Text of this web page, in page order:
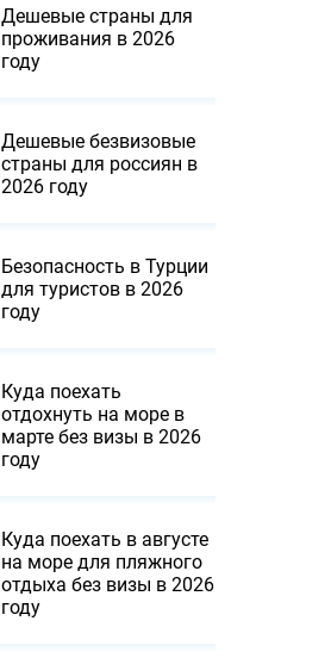
Дешевые страны для
проживания в 2026
году
Дешевые безвизовые
страны для россиян в
2026 году
Безопасность в Турции
для туристов в 2026
году
Куда поехать
отдохнуть на море в
марте без визы в 2026
году
Куда поехать в августе
на море для пляжного
отдыха без визы в 2026
году